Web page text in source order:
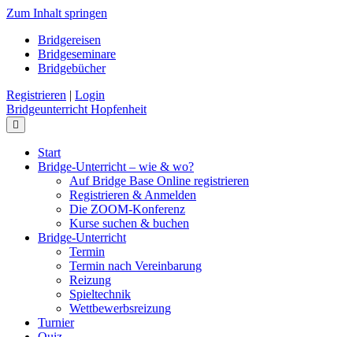
Zum Inhalt springen
Bridgereisen
Bridgeseminare
Bridgebücher
Registrieren | Login
Bridgeunterricht Hopfenheit
Start
Bridge-Unterricht – wie & wo?
Auf Bridge Base Online registrieren
Registrieren & Anmelden
Die ZOOM-Konferenz
Kurse suchen & buchen
Bridge-Unterricht
Termin
Termin nach Vereinbarung
Reizung
Spieltechnik
Wettbewerbsreizung
Turnier